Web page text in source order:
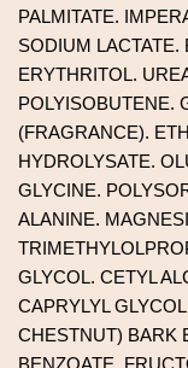
PALMITATE.
SODIUM LACTATE.
ERYTHRITOL.
POLYISOBUTENE.
(FRAGRANCE).
HYDROLYSATE.
GLYCINE.
ALANINE.
GLYCOL. CETYL
CAPRYLYL
CHESTNUT) BARK